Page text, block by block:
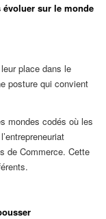
évoluer sur le monde
place dans le
posture qui convient
mondes codés où les
de Commerce. Cette